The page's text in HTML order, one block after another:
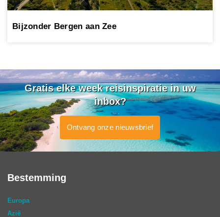
Bijzonder Bergen aan Zee
Gratis elke week reisinspiratie in uw
inbox?
Ontvang onze nieuwsbrief
Bestemming
Europa
Azië